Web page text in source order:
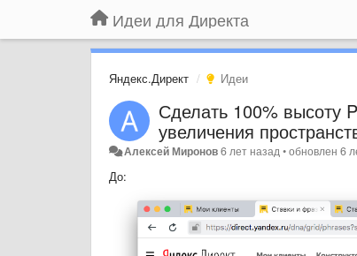
Идеи для Директа
Яндекс.Директ Идеи
Сделать 100% высоту
увеличения
Алексей Миронов6 лет назад•обновлен6
До: